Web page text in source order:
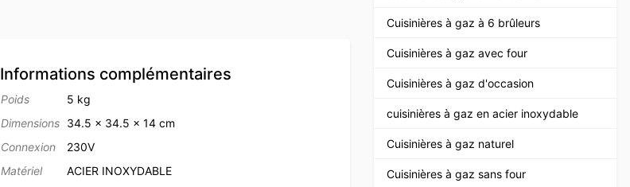
Informations complémentaires
Poids
5 kg
Dimensions
34.5 × 34.5 × 14 cm
Connexion
230V
Matériel
ACIER INOXYDABLE
Cuisinières à gaz à 6 brûleurs
Cuisinières à gaz avec four
Cuisinières à gaz d'occasion
cuisinières à gaz en acier inoxydable
Cuisinières à gaz naturel
Cuisinières à gaz sans four